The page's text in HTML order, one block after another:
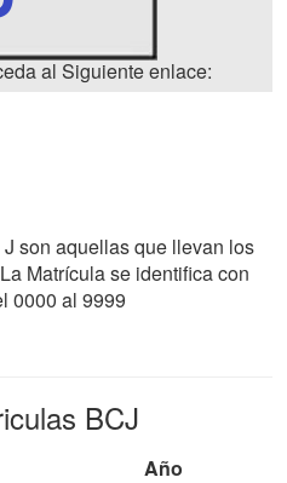
al Siguiente enlace:
son aquellas que llevan los
Matrícula se identifica con
0000 al 9999
BCJ
Año